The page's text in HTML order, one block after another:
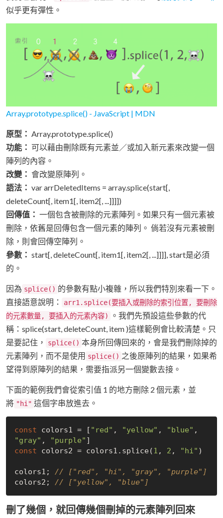
似乎更有彈性。
Array.prototype.splice() - JavaScript | MDN
原型： Array.prototype.splice()
功能： 可以藉由刪除既有元素並／或加入新元素來改變一個
陣列的內容。
改變： 會改變原陣列。
語法： var arrDeletedItems = array.splice(start[,
deleteCount[, item1[, item2[, ...]]]])
回傳值： 一個包含被刪除的元素陣列。如果只有一個元素被
刪除，依舊是回傳包含一個元素的陣列。 倘若沒有元素被刪
除，則會回傳空陣列。
參數： start[, deleteCount[, item1[, item2[, ...]]]], start是必須
的。
因為 splice() 的參數有點小複雜，所以我們特別來看一下。
直接語意說明：
arr1.splice(要插入或刪除的索引位置, 要刪除
的元素數量, 要插入的元素內容)
。我們先預設這些參數的代
稱：splice(start, deleteCount, item )這樣範例會比較清楚。只
是要記住，
splice() 本身所回傳回來的，會是我們刪除掉的
元素陣列，而不是使用 splice() 之後原陣列的結果，如果希
望得到原陣列的結果，需要指派另一個變數去接。
下面的範例我們會從索引值 1 的地方刪除 2 個元素，並
將 "hi" 這個字串放進去。
const colors1 = [ "red" , "yellow" , "blue"
"gray" , "purple"
const colors2 = colors1.splice(1 , 2 , "hi" )
colors1; // ["red", "hi", "gray", "purple"]
colors2; // ["yellow", "blue"]
刪了幾個，就回傳幾個刪掉的元素陣列回來